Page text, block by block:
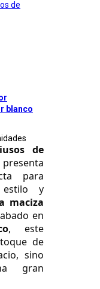
blanco
de
presenta
para
estilo y
maciza
en
, este
de
sino
gran